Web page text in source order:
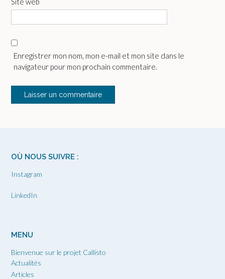
Enregistrer mon nom, mon e-mail et mon site dans le
navigateur pour mon prochain commentaire.
OÙ NOUS SUIVRE :
Instagram
LinkedIn
MENU
Bienvenue sur le projet Callisto
Actualités
Articles